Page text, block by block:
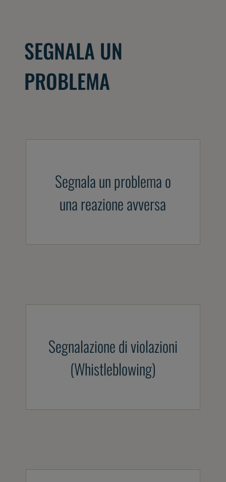
SEGNALA UN
PROBLEMA
Segnala un problema o
una reazione avversa
Segnalazione di violazioni
(Whistleblowing)